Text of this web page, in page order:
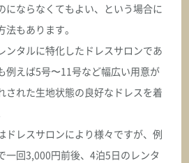
にならなくてもよい、という場合に
もあります。
ンタルに特化したドレスサロンであ
例えば5号〜11号など幅広い用意が
された生地状態の良好なドレスを着
ドレスサロンにより様々ですが、例
一回3,000円前後、4泊5日のレンタ